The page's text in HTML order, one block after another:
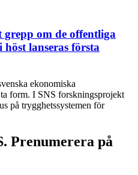
om de offentliga
höst lanseras första
ekonomiska
form. I SNS forskningsprojekt
på trygghetssystemen för
Prenumerera på